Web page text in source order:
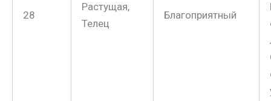
28
Растущая,
Телец
Благоприятный